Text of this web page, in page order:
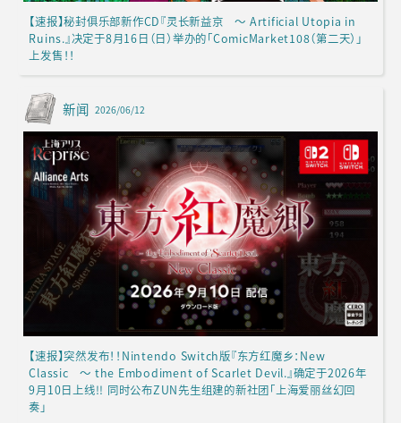
【速报】秘封俱乐部新作CD『灵长新益京 ～ Artificial Utopia in
Ruins.』决定于8月16日（日）举办的「ComicMarket108（第二天）」
上发售！！
新闻 2026/06/12
【速报】突然发布！！Nintendo Switch版『东方红魔乡：New
Classic ～ the Embodiment of Scarlet Devil.』确定于2026年
9月10日上线!! 同时公布ZUN先生组建的新社团「上海爱丽丝幻回
奏」